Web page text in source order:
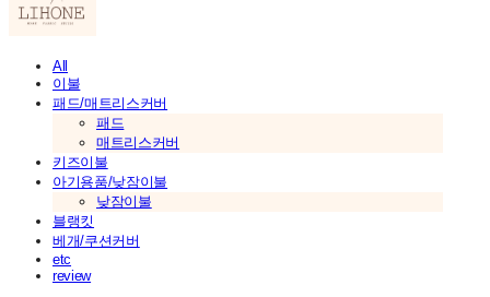
All
이불
패드/매트리스커버
패드
매트리스커버
키즈이불
아기용품/낮잠이불
낮잠이불
블랭킷
베개/쿠션커버
etc
review